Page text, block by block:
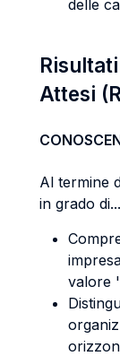
delle
Attesi
Al termine
in grado di...
valore